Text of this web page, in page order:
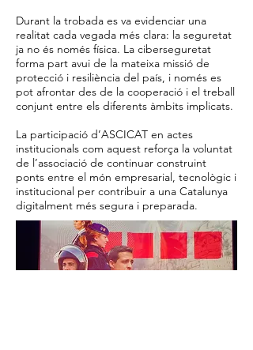
Durant la trobada es va evidenciar una
realitat cada vegada més clara: la seguretat
ja no és només física. La ciberseguretat
forma part avui de la mateixa missió de
protecció i resiliència del país, i només es
pot afrontar des de la cooperació i el treball
conjunt entre els diferents àmbits implicats.
La participació d’ASCICAT en actes
institucionals com aquest reforça la voluntat
de l’associació de continuar construint
ponts entre el món empresarial, tecnològic i
institucional per contribuir a una Catalunya
digitalment més segura i preparada.